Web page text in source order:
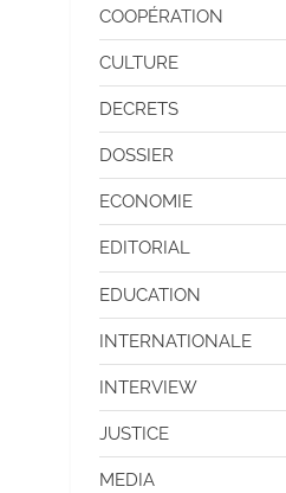
COOPÉRATION
CULTURE
DECRETS
DOSSIER
ECONOMIE
EDITORIAL
EDUCATION
INTERNATIONALE
INTERVIEW
JUSTICE
MEDIA